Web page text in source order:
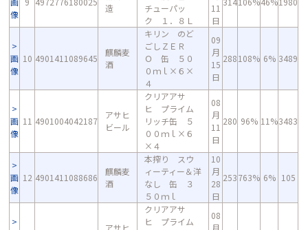
像
造
チューパッ
ク １．８Ｌ
11
日
画
像
10 4901411089645
麒麟麦
酒
キリン のど
ごしＺＥＲ
Ｏ 缶 ５０
０ｍｌ×６×
４
09
月
15
日
288108% 6% 3489
画
像
11 4901004042187
アサヒ
ビール
クリアアサ
ヒ プライム
リッチ缶 ５
００ｍｌ×６
×４
08
月
11
日
280 96% 11%3483
画
像
12 4901411088686
麒麟麦
酒
本搾り スウ
ィーティー＆洋
なし 缶 ３
５０ｍｌ
10
月
28
日
253763% 6% 105
アサヒ
クリアアサ
ヒ プライム
08
月